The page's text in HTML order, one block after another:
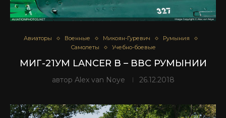
Авиаторы Военные Микоян-Гуревич
Румыния
Самолеты
Учебно-боевые
МИГ-21УМ LANCER B – ВВС РУМЫНИИ
автор Alex van Noye 26.12.2018